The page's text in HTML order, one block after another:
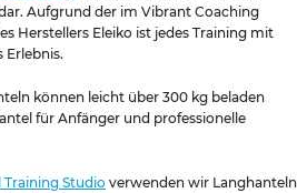
Aufgrund der im Vibrant Coaching
Herstellers Eleiko ist jedes Training mit
Erlebnis.
können leicht über 300 kg beladen
für Anfänger und professionelle
Studio verwenden wir Langhanteln